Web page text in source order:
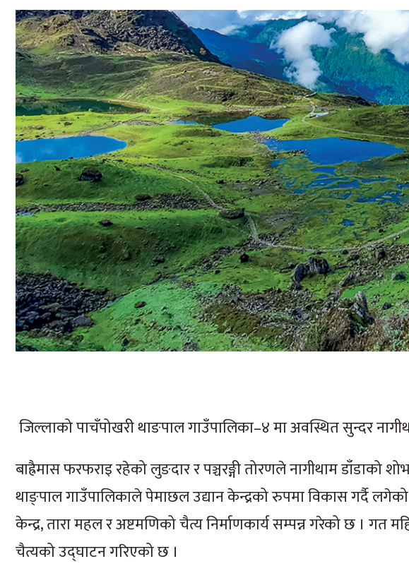
जिल्लाको पाचँपोखरी थाङपाल गाउँपालिका–४ मा अवस्थित सुन्दर
बाह्रैमास फरफराइ रहेको लुङदार र पञ्चरङ्गी तोरणले नागीथाम डाँडाको
थाङ्पाल गाउँपालिकाले पेमाछल उद्यान केन्द्रको रुपमा विकास गर्दै
केन्द्र, तारा महल र अष्टमणिको चैत्य निर्माणकार्य सम्पन्न गरेको छ । गत
चैत्यको उद्घाटन गरिएको छ ।